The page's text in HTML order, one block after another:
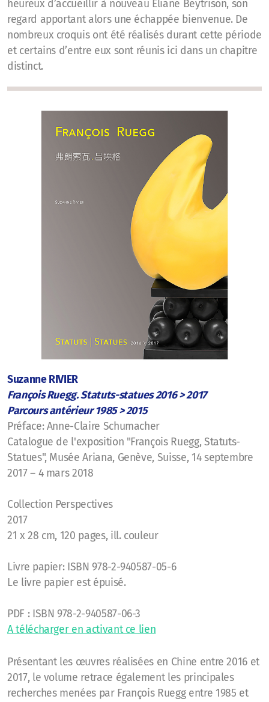
heureux d’accueillir à nouveau Eliane Beytrison, son
regard apportant alors une échappée bienvenue. De
nombreux croquis ont été réalisés durant cette période
et certains d’entre eux sont réunis ici dans un chapitre
distinct.
Suzanne RIVIER
François Ruegg. Statuts-statues 2016 > 2017
Parcours antérieur 1985 > 2015
Préface: Anne-Claire Schumacher
Catalogue de l'exposition "François Ruegg, Statuts-
Statues", Musée Ariana, Genève, Suisse, 14 septembre
2017 – 4 mars 2018
Collection Perspectives
2017
21 x 28 cm, 120 pages, ill. couleur
Livre papier: ISBN 978-2-940587-05-6
Le livre papier est épuisé.
PDF : ISBN 978-2-940587-06-3
A télécharger en activant ce lien
Présentant les œuvres réalisées en Chine entre 2016 et
2017, le volume retrace également les principales
recherches menées par François Ruegg entre 1985 et